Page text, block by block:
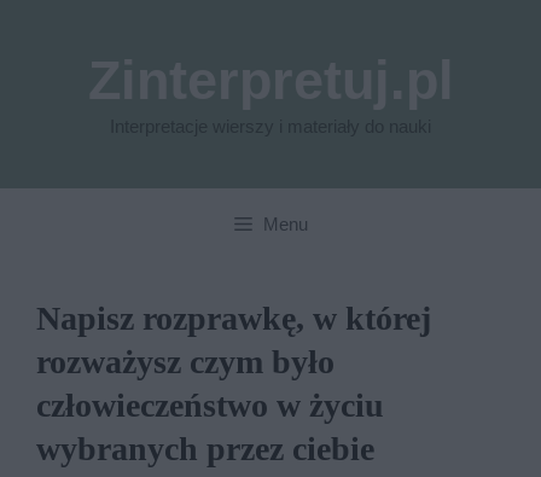
Menu
Napisz rozprawkę, w której
rozważysz czym było
człowieczeństwo w życiu
wybranych przez ciebie